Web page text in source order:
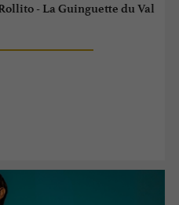
- La Guinguette du Val